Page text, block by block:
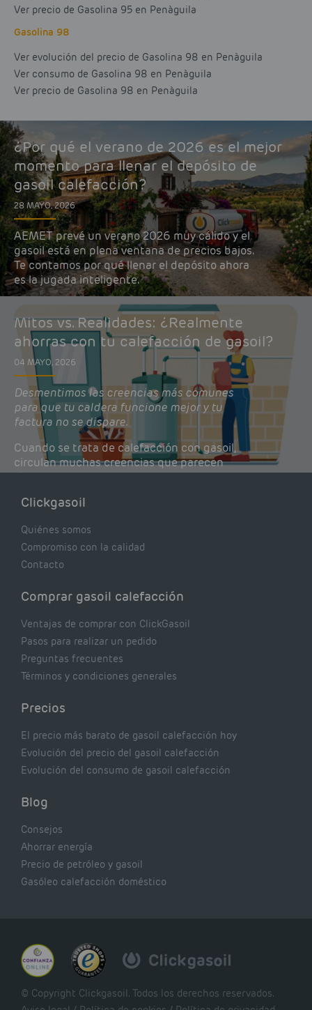
Ver precio de Gasolina 95 en Penàguila
Gasolina 98
Ver evolución del precio de Gasolina 98 en Penàguila
Ver consumo de Gasolina 98 en Penàguila
Ver precio de Gasolina 98 en Penàguila
¿Por qué el verano de 2026 es el mejor
momento para llenar el depósito de
gasoil calefacción?
28 MAYO, 2026
AEMET prevé un verano 2026 muy cálido y el
gasoil está en plena ventana de precios bajos.
Te contamos por qué llenar el depósito ahora
es la jugada inteligente.
Mitos vs. Realidades: ¿Realmente
ahorras con tu calefacción de gasoil?
04 MAYO, 2026
Desmentimos las creencias más comunes
para que tu caldera funcione mejor y tu
factura no se dispare.
Cuando se trata de calefacción con gasoil,
circulan muchas creencias que parecen
lógicas pero que, en realidad, pueden estar
de tu caldera. Pocas se contrastan con lo que
Clickgasoil
Quiénes somos
Compromiso con la calidad
Contacto
Comprar gasoil calefacción
Ventajas de comprar con ClickGasoil
Pasos para realizar un pedido
Preguntas frecuentes
Términos y condiciones generales
Precios
El precio más barato de gasoil calefacción hoy
Evolución del precio del gasoil calefacción
Evolución del consumo de gasoil calefacción
Blog
Consejos
Ahorrar energía
Precio de petróleo y gasoil
Gasóleo calefacción doméstico
© Copyright Clickgasoil. Todos los derechos reservados.